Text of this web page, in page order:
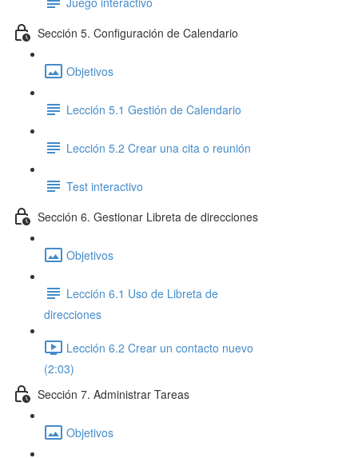
Sección 5. Configuración de Calendario
Objetivos
Lección 5.1 Gestión de Calendario
Lección 5.2 Crear una cita o reunión
Test interactivo
Sección 6. Gestionar Libreta de direcciones
Objetivos
Lección 6.1 Uso de Libreta de
direcciones
Lección 6.2 Crear un contacto nuevo
(2:03)
Sección 7. Administrar Tareas
Objetivos